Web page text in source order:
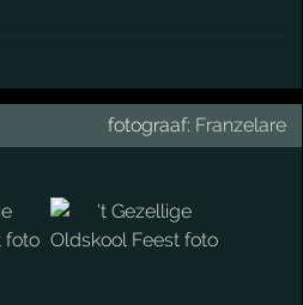
fotograaf: Franzelare